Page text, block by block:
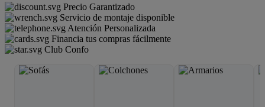
Precio Garantizado
Servicio de montaje disponible
Atención Personalizada
Financia tus compras fácilmente
Club Confo